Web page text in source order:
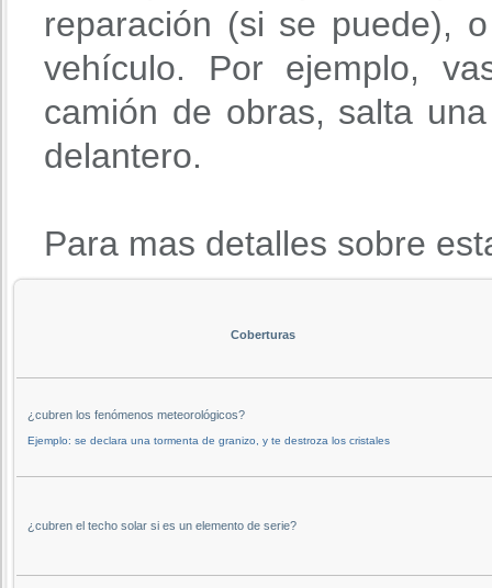
reparación (si se puede),
vehículo. Por ejemplo,
camión de obras, salta
delantero.
Para mas detalles sobre
Coberturas
¿cubren los fenómenos meteorológicos?
Ejemplo: se declara una tormenta de granizo, y te destroza los cristales
¿cubren el techo solar si es un elemento de serie?